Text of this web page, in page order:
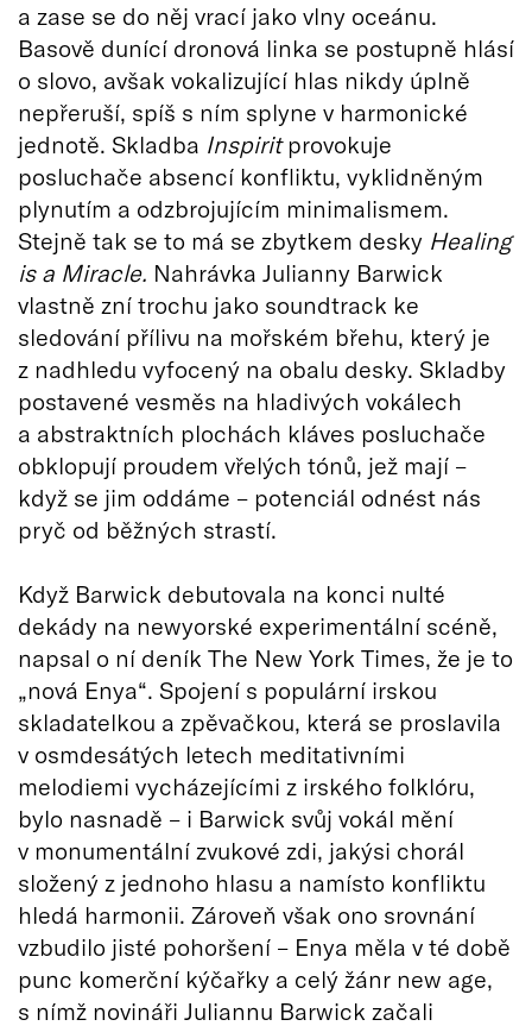
a zase se do něj vrací jako vlny oceánu.
Basově dunící dronová linka se postupně hlásí
o slovo, avšak vokalizující hlas nikdy úplně
nepřeruší, spíš s ním splyne v harmonické
jednotě. Skladba Inspiritprovokuje
posluchače absencí konfliktu, vyklidněným
plynutím a odzbrojujícím minimalismem.
Stejně tak se to má se zbytkem desky Healing
is a Miracle. Nahrávka Julianny Barwick
vlastně zní trochu jako soundtrack ke
sledování přílivu na mořském břehu, který je
z nadhledu vyfocený na obalu desky. Skladby
postavené vesměs na hladivých vokálech
a abstraktních plochách kláves posluchače
obklopují proudem vřelých tónů, jež mají –
když se jim oddáme – potenciál odnést nás
pryč od běžných strastí.
Když Barwick debutovala na konci nulté
dekády na newyorské experimentální scéně,
napsal o ní deník The New York Times, že je to
„nová Enya“. Spojení s populární irskou
skladatelkou a zpěvačkou, která se proslavila
v osmdesátých letech meditativními
melodiemi vycházejícími z irského folklóru,
bylo nasnadě – i Barwick svůj vokál mění
v monumentální zvukové zdi, jakýsi chorál
složený z jednoho hlasu a namísto konfliktu
hledá harmonii. Zároveň však ono srovnání
vzbudilo jisté pohoršení – Enya měla v té době
punc komerční kýčařky a celý žánr new age,
s nímž novináři Juliannu Barwick začali